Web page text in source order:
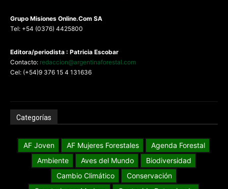
Grupo Misiones Online.Com SA
Tel: +54 (0376) 4425800
Editora/periodista : Patricia Escobar
Contacto: redaccion@argentinaforestal.com
Cel: (+54)9 376 15 4 131636
Categorías
AF Joven AF Mujeres Forestales
Agenda Forestal
Ambiente
Aves del Mundo
Biodiversidad
Cambio Climático
Conservación